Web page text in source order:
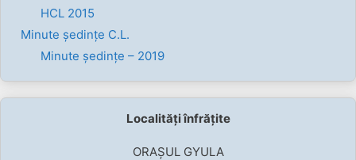
HCL 2015
Minute ședințe C.L.
Minute ședințe – 2019
Localități înfrățite
ORAȘUL GYULA